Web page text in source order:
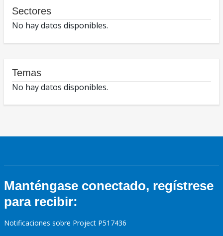
Sectores
No hay datos disponibles.
Temas
No hay datos disponibles.
Manténgase conectado, regístrese
para recibir:
Notificaciones sobre Project P517436